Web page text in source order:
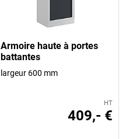
Armoire haute à portes
battantes
largeur 600 mm
HT
409,- €